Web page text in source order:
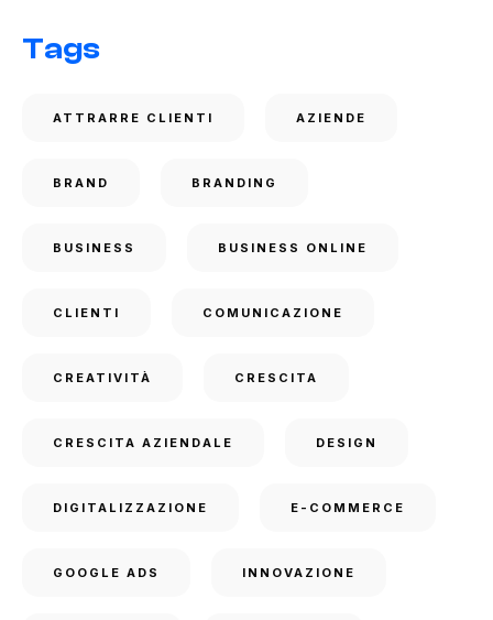
Tags
ATTRARRE CLIENTI AZIENDE
BRAND BRANDING
BUSINESS BUSINESS ONLINE
CLIENTI COMUNICAZIONE
CREATIVITÀ CRESCITA
CRESCITA AZIENDALE DESIGN
DIGITALIZZAZIONE E-COMMERCE
GOOGLE ADS INNOVAZIONE